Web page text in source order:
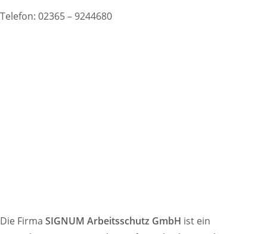
Telefon: 02365 – 9244680
Die Firma SIGNUM Arbeitsschutz GmbH ist ein